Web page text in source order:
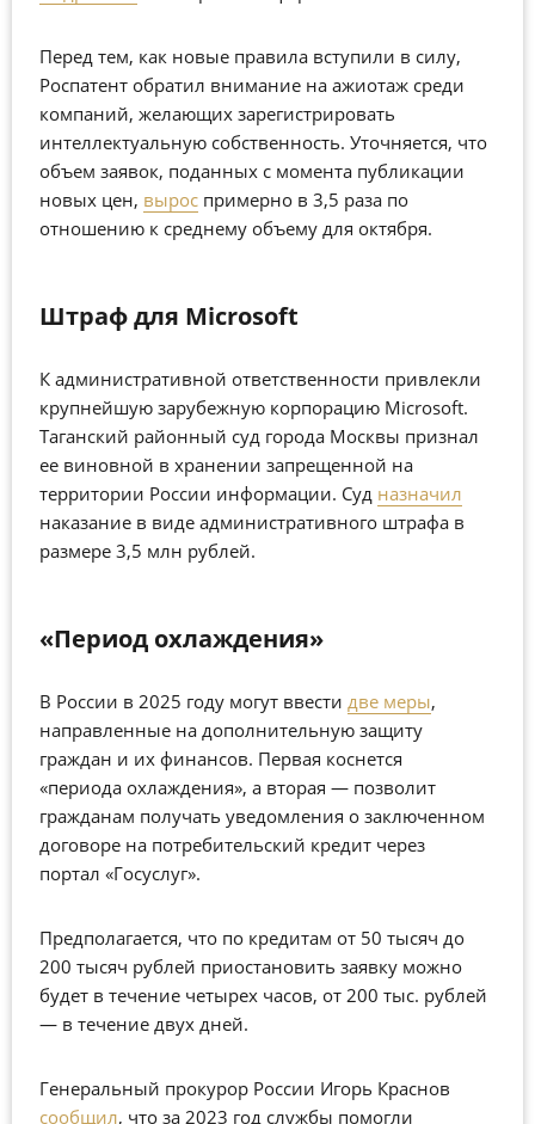
Перед тем, как новые правила вступили в силу,
Роспатент обратил внимание на ажиотаж среди
компаний, желающих зарегистрировать
интеллектуальную собственность. Уточняется, что
объем заявок, поданных с момента публикации
новых цен, вырос примерно в 3,5 раза по
отношению к среднему объему для октября.
Штраф для Microsoft
К административной ответственности привлекли
крупнейшую зарубежную корпорацию Microsoft.
Таганский районный суд города Москвы признал
ее виновной в хранении запрещенной на
территории России информации. Суд назначил
наказание в виде административного штрафа в
размере 3,5 млн рублей.
«Период охлаждения»
В России в 2025 году могут ввести две меры,
направленные на дополнительную защиту
граждан и их финансов. Первая коснется
«периода охлаждения», а вторая — позволит
гражданам получать уведомления о заключенном
договоре на потребительский кредит через
портал «Госуслуг».
Предполагается, что по кредитам от 50 тысяч до
200 тысяч рублей приостановить заявку можно
будет в течение четырех часов, от 200 тыс. рублей
— в течение двух дней.
Генеральный прокурор России Игорь Краснов
сообщил, что за 2023 год службы помогли